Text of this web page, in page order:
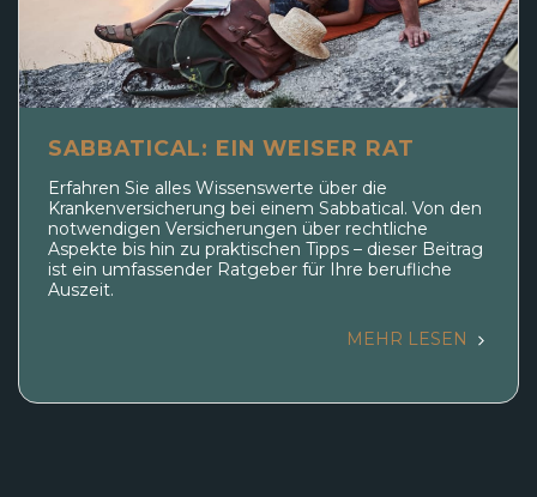
SABBATICAL: EIN WEISER RAT
Erfahren Sie alles Wissenswerte über die
Krankenversicherung bei einem Sabbatical. Von den
notwendigen Versicherungen über rechtliche
Aspekte bis hin zu praktischen Tipps – dieser Beitrag
ist ein umfassender Ratgeber für Ihre berufliche
Auszeit.
MEHR LESEN